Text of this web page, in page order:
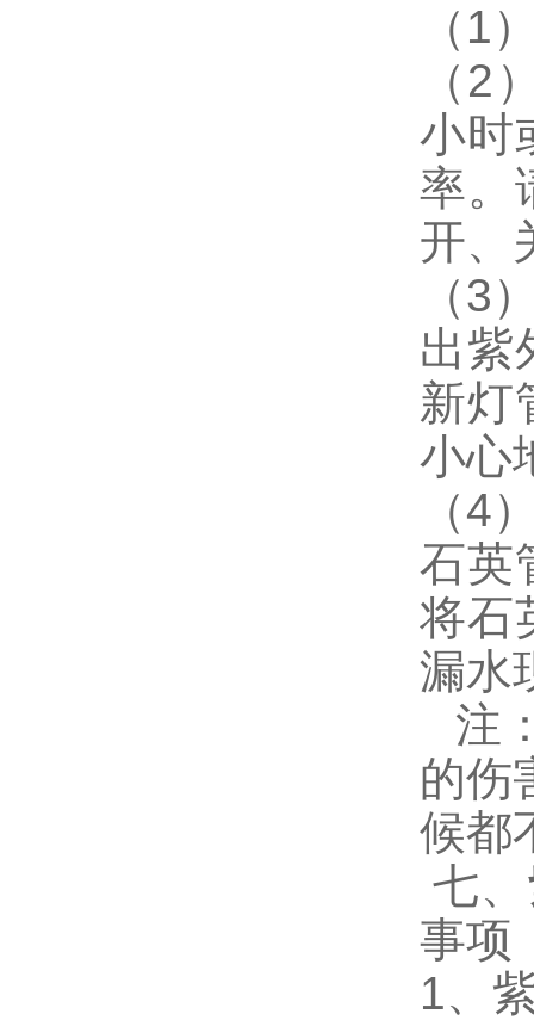
（ 1
（ 2
小时
率。
开、
（3
出紫
新灯
小心
（4
石英
将石
漏水
注
的伤
候都
七、
事项
1、